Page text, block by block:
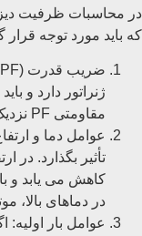
در محاسبات ظرفیت
که باید مورد توجه
ژنراتور دارد و
مقاومتی PF نزدیک به 1 و برای بارهای القایی کمتر از 1 است.
عوامل دما و
تأثیر بگذارد. در
کاهش می ‌یابد و
در دماهای بالا،
عوامل بار اولیه: